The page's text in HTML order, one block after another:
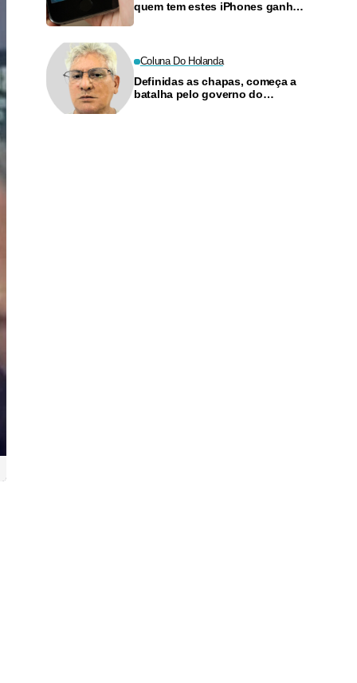
quem tem estes iPhones ganha
Coluna Do Holanda
Definidas as chapas, começa a
batalha pelo governo do